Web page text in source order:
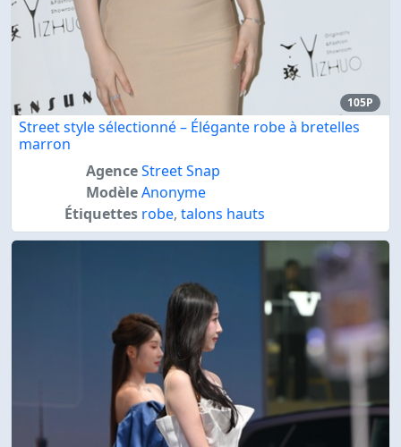
105P
Street style sélectionné – Élégante robe à bretelles
marron
AgenceStreet Snap
ModèleAnonyme
Étiquettes robe, talons hauts